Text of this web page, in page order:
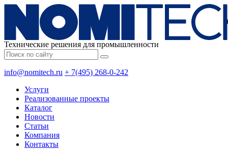
Технические решения для промышленности
info@nomitech.ru + 7(495) 268-0-242
Услуги
Реализованные проекты
Каталог
Новости
Статьи
Компания
Контакты